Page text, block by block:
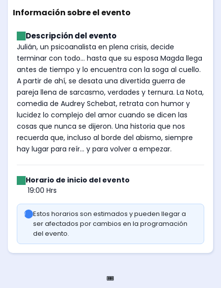
Información sobre el evento
Descripción del evento
Julián, un psicoanalista en plena crisis, decide
terminar con todo... hasta que su esposa Magda llega
antes de tiempo y lo encuentra con la soga al cuello.
A partir de ahí, se desata una divertida guerra de
pareja llena de sarcasmo, verdades y ternura. La Nota,
comedia de Audrey Schebat, retrata con humor y
lucidez lo complejo del amor cuando se dicen las
cosas que nunca se dijeron. Una historia que nos
recuerda que, incluso al borde del abismo, siempre
hay lugar para reír... y para volver a empezar.
Horario de inicio del evento
19:00 Hrs
Estos horarios son estimados y pueden llegar a
ser afectados por cambios en la programación
del evento.
🎟️